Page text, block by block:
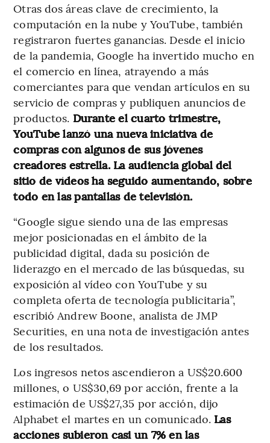
Otras dos áreas clave de crecimiento, la
computación en la nube y YouTube, también
registraron fuertes ganancias. Desde el inicio
de la pandemia, Google ha invertido mucho en
el comercio en línea, atrayendo a más
comerciantes para que vendan artículos en su
servicio de compras y publiquen anuncios de
productos. Durante el cuarto trimestre,
YouTube lanzó una nueva iniciativa de
compras con algunos de sus jóvenes
creadores estrella. La audiencia global del
sitio de vídeos ha seguido aumentando, sobre
todo en las pantallas de televisión.
“Google sigue siendo una de las empresas
mejor posicionadas en el ámbito de la
publicidad digital, dada su posición de
liderazgo en el mercado de las búsquedas, su
exposición al vídeo con YouTube y su
completa oferta de tecnología publicitaria”,
escribió Andrew Boone, analista de JMP
Securities, en una nota de investigación antes
de los resultados.
Los ingresos netos ascendieron a US$20.600
millones, o US$30,69 por acción, frente a la
estimación de US$27,35 por acción, dijo
Alphabet el martes en un comunicado. Las
acciones subieron casi un 7% en las